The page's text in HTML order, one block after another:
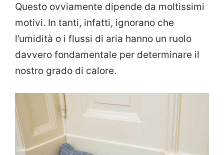
Questo ovviamente dipende da moltissimi
motivi. In tanti, infatti, ignorano che
l’umidità o i flussi di aria hanno un ruolo
davvero fondamentale per determinare il
nostro grado di calore.